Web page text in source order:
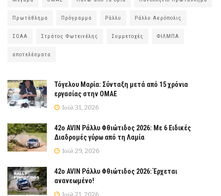
Πρωτάθλημα Πρόγραμμα Ράλλυ Ράλλυ Ακρόπολις
ΣΟΑΑ Στράτος Φωτεινέλης Συμμετοχές ΦΙΛΜΠΑ
αποτελέσματα
Τόγελου Μαρία: Σύνταξη μετά από 15 χρόνια
εργασίας στην ΟΜΑΕ
Ιούλ 31, 2026
42ο AVIN Ράλλυ Φθιώτιδος 2026: Με 6 Ειδικές
Διαδρομές γύρω από τη Λαμία
Ιούλ 29, 2026
42ο AVIN Ράλλυ Φθιώτιδος 2026: Έρχεται
ανανεωμένο!
Ιούλ 21, 2026